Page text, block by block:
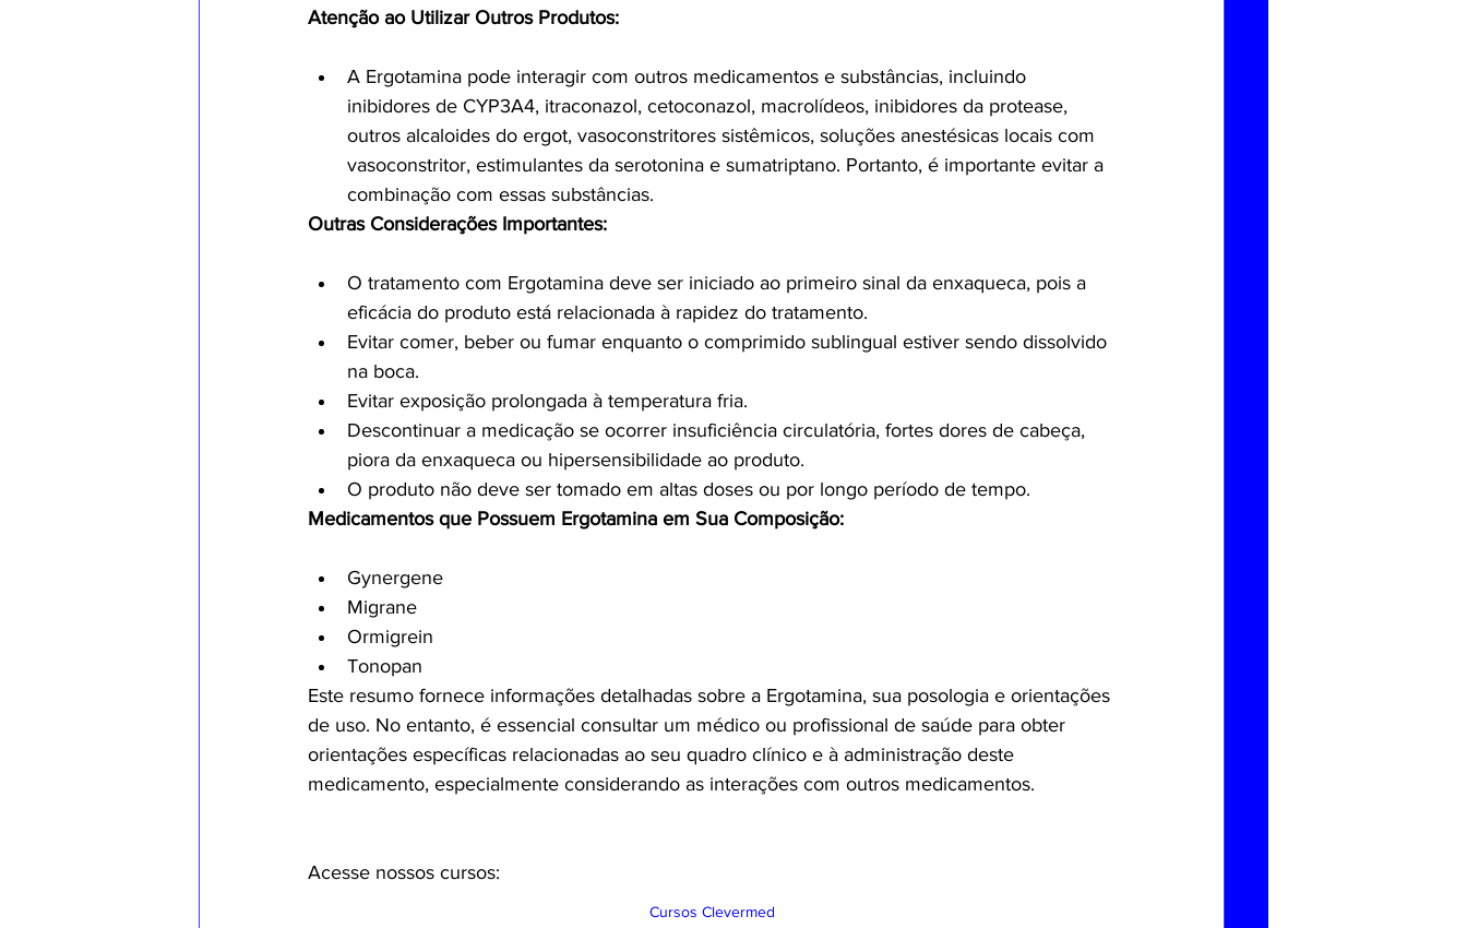
Atenção ao Utilizar Outros Produtos:
A Ergotamina pode interagir com outros medicamentos e substâncias, incluindo
inibidores de CYP3A4, itraconazol, cetoconazol, macrolídeos, inibidores da protease,
outros alcaloides do ergot, vasoconstritores sistêmicos, soluções anestésicas locais com
vasoconstritor, estimulantes da serotonina e sumatriptano. Portanto, é importante evitar a
combinação com essas substâncias.
Outras Considerações Importantes:
O tratamento com Ergotamina deve ser iniciado ao primeiro sinal da enxaqueca, pois a
eficácia do produto está relacionada à rapidez do tratamento.
Evitar comer, beber ou fumar enquanto o comprimido sublingual estiver sendo dissolvido
na boca.
Evitar exposição prolongada à temperatura fria.
Descontinuar a medicação se ocorrer insuficiência circulatória, fortes dores de cabeça,
piora da enxaqueca ou hipersensibilidade ao produto.
O produto não deve ser tomado em altas doses ou por longo período de tempo.
Medicamentos que Possuem Ergotamina em Sua Composição:
Gynergene
Migrane
Ormigrein
Tonopan
Este resumo fornece informações detalhadas sobre a Ergotamina, sua posologia e orientações
de uso. No entanto, é essencial consultar um médico ou profissional de saúde para obter
orientações específicas relacionadas ao seu quadro clínico e à administração deste
medicamento, especialmente considerando as interações com outros medicamentos.
Acesse nossos cursos:
Cursos Clevermed